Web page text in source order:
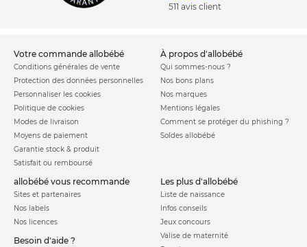
511 avis client
votre commande allobébé
Conditions générales de vente
Protection des données personnelles
Personnaliser les cookies
Politique de cookies
Modes de livraison
Moyens de paiement
Garantie stock & produit
Satisfait ou remboursé
à propos d'allobébé
Qui sommes-nous ?
Nos bons plans
Nos marques
Mentions légales
Comment se protéger du phishing ?
Soldes allobébé
allobébé vous recommande
Sites et partenaires
Nos labels
Nos licences
Besoin d'aide ?
les plus d'allobébé
Liste de naissance
Infos conseils
Jeux concours
Valise de maternité